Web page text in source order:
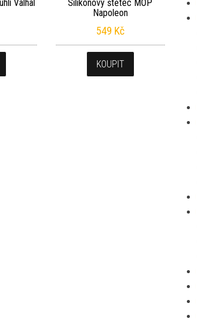
Valhal
Silikonový štětec MOP
Napoleon
549 Kč
KOUPIT